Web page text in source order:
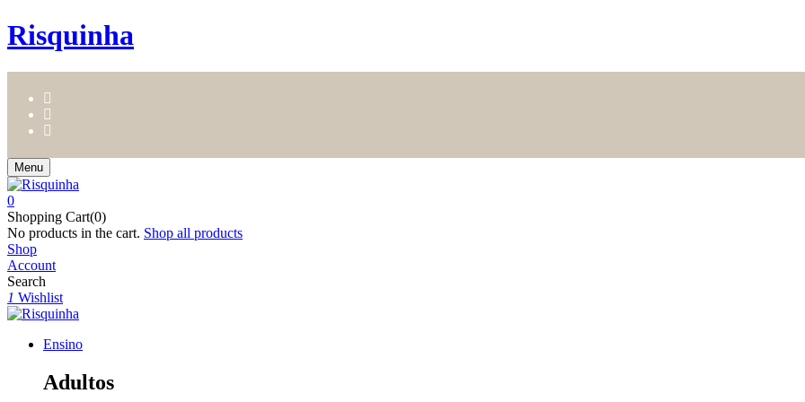
Risquinha
Menu
0
Shopping Cart(0)
No products in the cart. Shop all products
Shop
Account
Search
1 Wishlist
Ensino
Adultos